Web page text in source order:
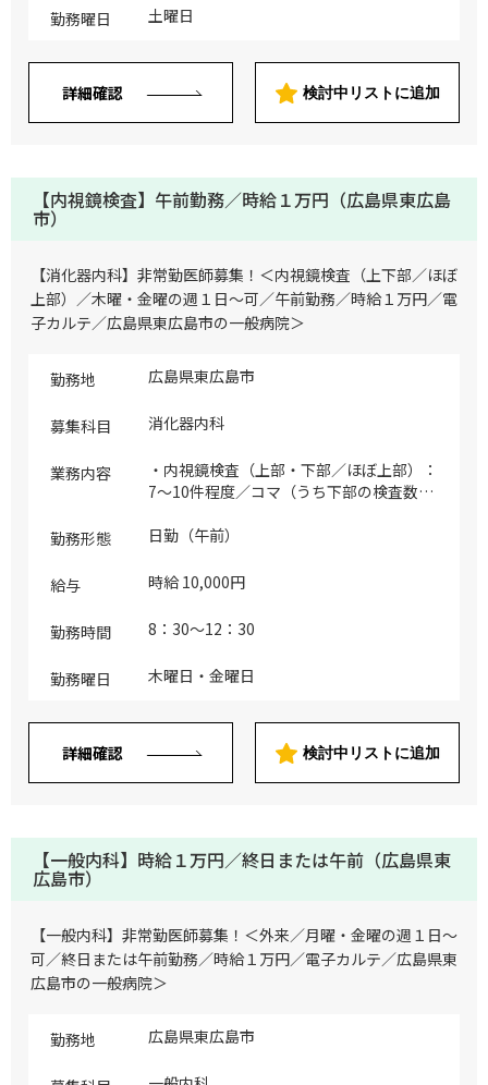
勤務曜日 土曜日
詳細確認 検討中リストに追加
【内視鏡検査】午前勤務／時給１万円（広島県東広島
市）
【消化器内科】非常勤医師募集！＜内視鏡検査（上下部／ほぼ
上部）／木曜・金曜の週１日～可／午前勤務／時給１万円／電
子カルテ／広島県東広島市の一般病院＞
勤務地 広島県東広島市
募集科目 消化器内科
業務内容
・内視鏡検査（上部・下部／ほぼ上部）：
7～10件程度／コマ（うち下部の検査数は
ジフィルム1列
勤務形態 日勤（午前）
給与 時給 10,000円
勤務時間 8：30～12：30
勤務曜日 木曜日・金曜日
詳細確認 検討中リストに追加
【一般内科】時給１万円／終日または午前（広島県東
広島市）
【一般内科】非常勤医師募集！＜外来／月曜・金曜の週１日～
可／終日または午前勤務／時給１万円／電子カルテ／広島県東
広島市の一般病院＞
勤務地 広島県東広島市